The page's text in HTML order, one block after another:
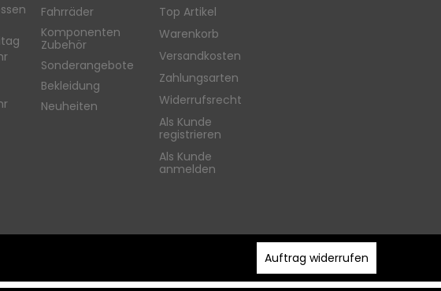
Fahrräder
Komponenten
Zubehör
Sonderangebote
Bekleidung
Neuheiten
Top Artikel
Warenkorb
Versandkosten
Zahlungsarten
Widerrufsrecht
Als Kunde
registrieren
Als Kunde
anmelden
Auftrag widerrufen